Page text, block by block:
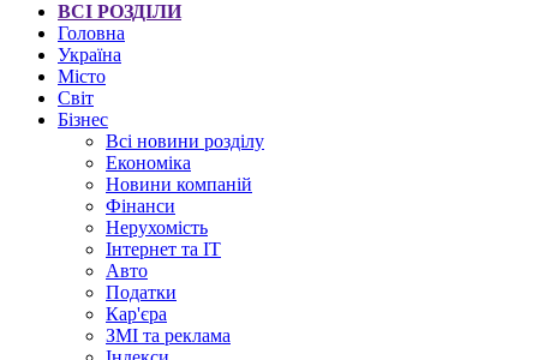
ВСІ РОЗДІЛИ
Головна
Україна
Місто
Світ
Бізнес
Всі новини розділу
Економіка
Новини компаній
Фінанси
Нерухомість
Інтернет та IT
Авто
Податки
Кар'єра
ЗМІ та реклама